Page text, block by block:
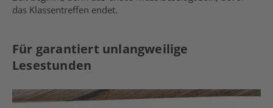
das Klassentreffen endet.
Für garantiert unlangweilige
Lesestunden